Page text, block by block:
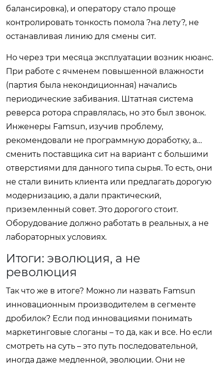
балансировка), и оператору стало проще
контролировать тонкость помола ?на лету?, не
останавливая линию для смены сит.
Но через три месяца эксплуатации возник нюанс.
При работе с ячменем повышенной влажности
(партия была некондиционная) начались
периодические забивания. Штатная система
реверса ротора справлялась, но это был звонок.
Инженеры Famsun, изучив проблему,
рекомендовали не программную доработку, а…
сменить поставщика сит на вариант с большими
отверстиями для данного типа сырья. То есть, они
не стали винить клиента или предлагать дорогую
модернизацию, а дали практический,
приземленный совет. Это дорогого стоит.
Оборудование должно работать в реальных, а не
лабораторных условиях.
Итоги: эволюция, а не
революция
Так что же в итоге? Можно ли назвать Famsun
инновационным производителем в сегменте
дробилок? Если под инновациями понимать
маркетинговые слоганы – то да, как и все. Но если
смотреть на суть – это путь последовательной,
иногда даже медленной, эволюции. Они не